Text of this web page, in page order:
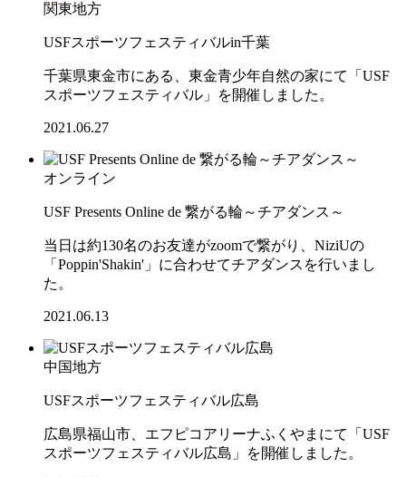
関東地方
USFスポーツフェスティバルin千葉
千葉県東金市にある、東金青少年自然の家にて「USF
スポーツフェスティバル」を開催しました。
2021.06.27
オンライン
USF Presents Online de 繋がる輪～チアダンス～
当日は約130名のお友達がzoomで繋がり、NiziUの
「Poppin'Shakin'」に合わせてチアダンスを行いまし
た。
2021.06.13
中国地方
USFスポーツフェスティバル広島
広島県福山市、エフピコアリーナふくやまにて「USF
スポーツフェスティバル広島」を開催しました。